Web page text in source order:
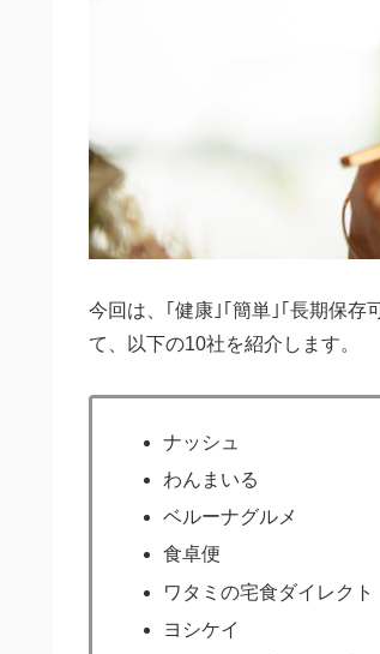
今回は、｢健康｣｢簡単｣｢長期保存
て、以下の10社を紹介します。
ナッシュ
わんまいる
ベルーナグルメ
食卓便
ワタミの宅食ダイレクト
ヨシケイ